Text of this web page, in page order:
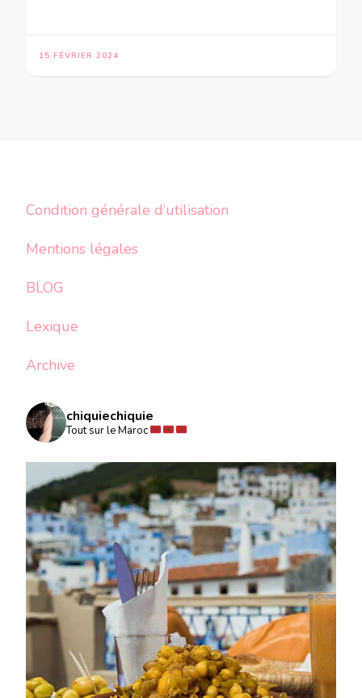
15 FÉVRIER 2024
Condition générale d’utilisation
Mentions légales
BLOG
Lexique
Archive
chiquiechiquie
Tout sur le Maroc